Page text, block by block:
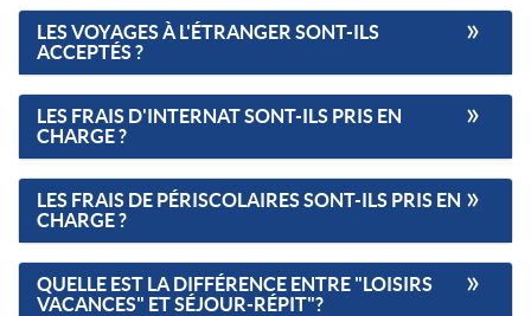
LES VOYAGES À L'ÉTRANGER SONT-ILS
ACCEPTÉS ?
LES FRAIS D'INTERNAT SONT-ILS PRIS EN
CHARGE ?
LES FRAIS DE PÉRISCOLAIRES SONT-ILS PRIS EN
CHARGE ?
QUELLE EST LA DIFFÉRENCE ENTRE "LOISIRS
VACANCES" ET SÉJOUR-RÉPIT"?